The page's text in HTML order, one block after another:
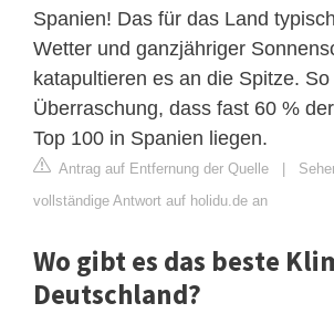
Spanien! Das für das Land
Wetter und ganzjähriger
katapultieren es an die Spitze.
Überraschung, dass fast 60 %
Top 100 in Spanien liegen.
Antrag auf Entfernung der Quelle |
vollständige Antwort auf holidu.de an
Wo gibt es das beste
Deutschland?